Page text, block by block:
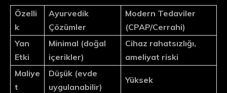
Özelli
k
Ayurvedik
Çözümler
Modern Tedaviler
(CPAP/Cerrahi)
Yan
Etki
Minimal (doğal
içerikler)
Cihaz rahatsızlığı,
ameliyat riski
Maliye
t
Düşük (evde
uygulanabilir)
Yüksek